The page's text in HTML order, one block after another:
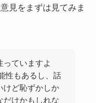
見をまずは見てみま
っていますよ
性もあるし、話
けど恥ずかしか
だけかもしれな